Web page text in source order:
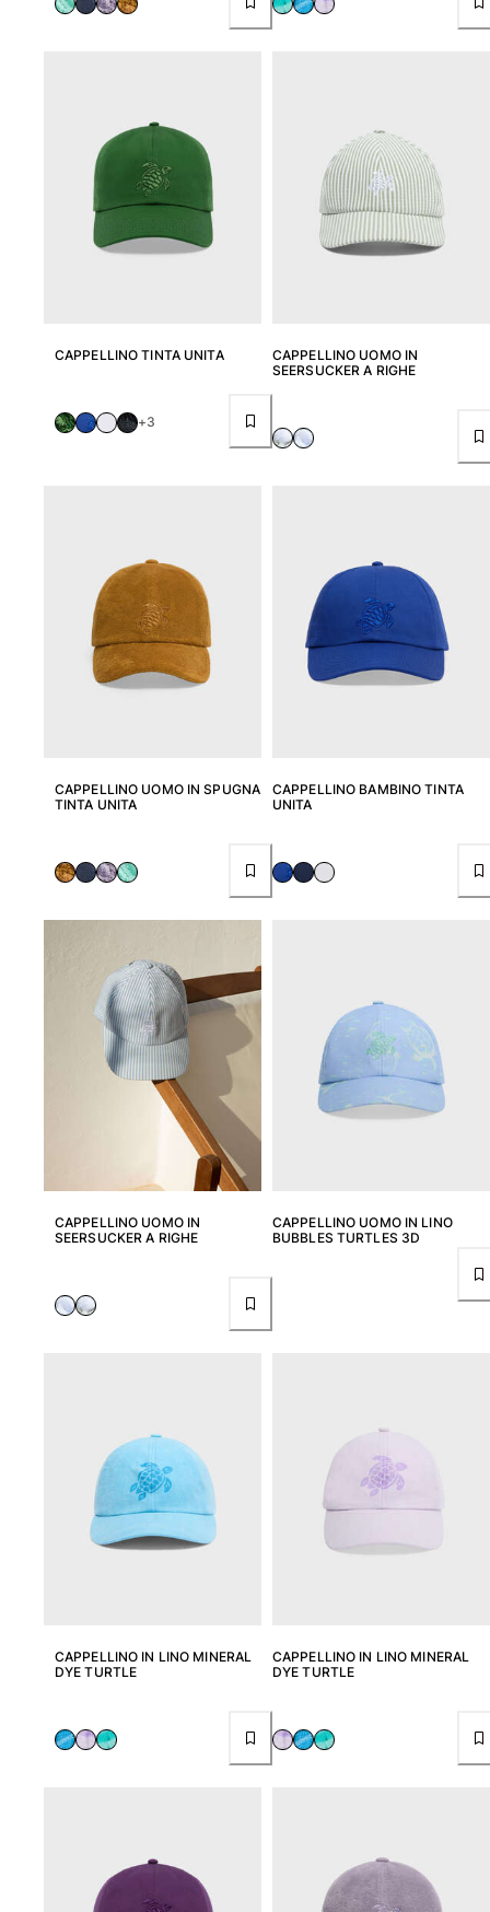
CAPPELLINO TINTA UNITA
+3
CAPPELLINO UOMO IN
SEERSUCKER A RIGHE
CAPPELLINO UOMO IN SPUGNA
TINTA UNITA
CAPPELLINO BAMBINO TINTA
UNITA
CAPPELLINO UOMO IN
SEERSUCKER A RIGHE
CAPPELLINO UOMO IN LINO
BUBBLES TURTLES 3D
CAPPELLINO IN LINO MINERAL
DYE TURTLE
CAPPELLINO IN LINO MINERAL
DYE TURTLE